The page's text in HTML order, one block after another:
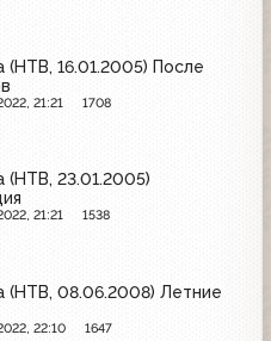
(НТВ, 16.01.2005) После
21:21 1708
(НТВ, 23.01.2005)
21:21 1538
(НТВ, 08.06.2008) Летние
22:10 1647